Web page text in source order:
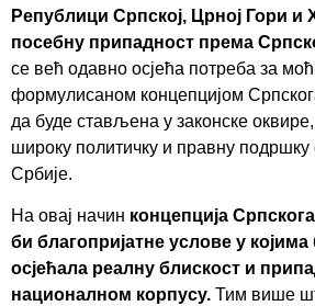
Републици Српској, Црној Гори и
посебну припадност према
се већ одавно осјећа потреба за
формулисаном концепцијом
да буде стављена у законске
широку политичку и правну
Србије.
На овај начин концепција
би благопријатне услове у
осјећала реалну блискост и
националном корпусу. Тим више